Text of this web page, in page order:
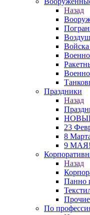
Назад
Праздники
Назад
23
8
9 МАЯ!
Назад
Панно
По